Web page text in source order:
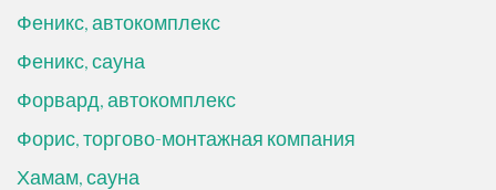
Феникс, автокомплекс
Феникс, сауна
Форвард, автокомплекс
Форис, торгово-монтажная компания
Хамам, сауна